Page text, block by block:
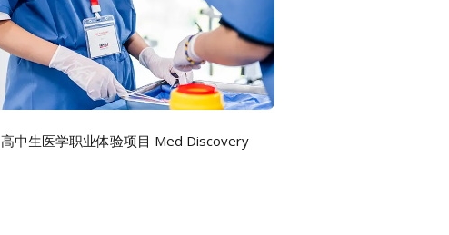
高中生医学职业体验项目 Med Discovery